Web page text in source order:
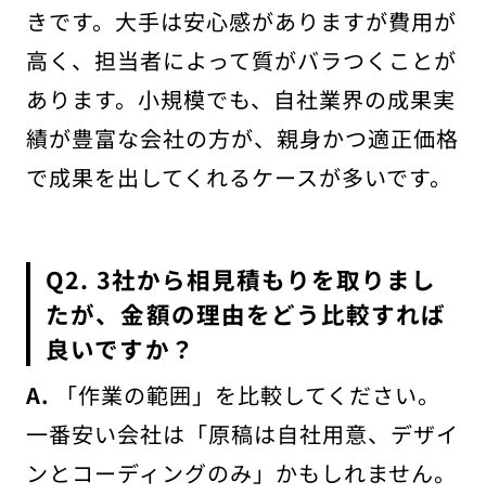
きです。大手は安心感がありますが費用が
高く、担当者によって質がバラつくことが
あります。小規模でも、自社業界の成果実
績が豊富な会社の方が、親身かつ適正価格
で成果を出してくれるケースが多いです。
Q2. 3社から相見積もりを取りまし
たが、金額の理由をどう比較すれば
良いですか？
A. 「作業の範囲」を比較してください。
一番安い会社は「原稿は自社用意、デザイ
ンとコーディングのみ」かもしれません。